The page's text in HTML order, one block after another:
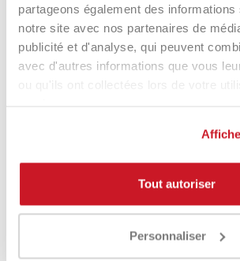
partageons également des
notre site avec nos partenaires de
publicité et d'analyse, qui peuvent
avec d'autres informations que vous
Tout autoriser
Personnaliser
Eccezionale